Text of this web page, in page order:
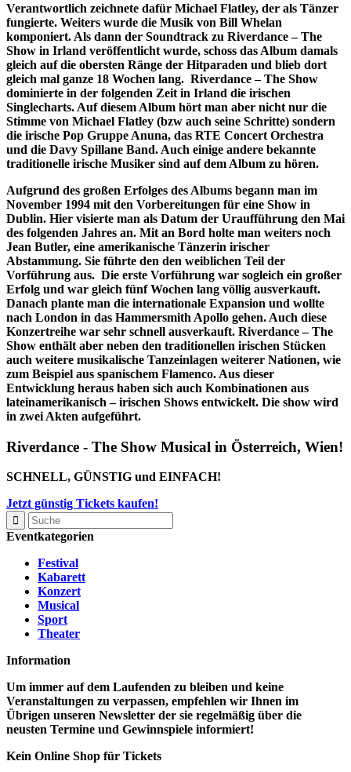
Verantwortlich zeichnete dafür Michael Flatley, der als Tänzer
fungierte. Weiters wurde die Musik von Bill Whelan
komponiert. Als dann der Soundtrack zu Riverdance – The
Show in Irland veröffentlicht wurde, schoss das Album damals
gleich auf die obersten Ränge der Hitparaden und blieb dort
gleich mal ganze 18 Wochen lang. Riverdance – The Show
dominierte in der folgenden Zeit in Irland die irischen
Singlecharts. Auf diesem Album hört man aber nicht nur die
Stimme von Michael Flatley (bzw auch seine Schritte) sondern
die irische Pop Gruppe Anuna, das RTE Concert Orchestra
und die Davy Spillane Band. Auch einige andere bekannte
traditionelle irische Musiker sind auf dem Album zu hören.
Aufgrund des großen Erfolges des Albums begann man im
November 1994 mit den Vorbereitungen für eine Show in
Dublin. Hier visierte man als Datum der Uraufführung den Mai
des folgenden Jahres an. Mit an Bord holte man weiters noch
Jean Butler, eine amerikanische Tänzerin irischer
Abstammung. Sie führte den den weiblichen Teil der
Vorführung aus. Die erste Vorführung war sogleich ein großer
Erfolg und war gleich fünf Wochen lang völlig ausverkauft.
Danach plante man die internationale Expansion und wollte
nach London in das Hammersmith Apollo gehen. Auch diese
Konzertreihe war sehr schnell ausverkauft. Riverdance – The
Show enthält aber neben den traditionellen irischen Stücken
auch weitere musikalische Tanzeinlagen weiterer Nationen, wie
zum Beispiel aus spanischem Flamenco. Aus dieser
Entwicklung heraus haben sich auch Kombinationen aus
lateinamerikanisch – irischen Shows entwickelt. Die show wird
in zwei Akten aufgeführt.
Riverdance - The Show Musical in Österreich, Wien!
SCHNELL, GÜNSTIG und EINFACH!
Jetzt günstig Tickets kaufen!
Eventkategorien
Festival
Kabarett
Konzert
Musical
Sport
Theater
Information
Um immer auf dem Laufenden zu bleiben und keine
Veranstaltungen zu verpassen, empfehlen wir Ihnen im
Übrigen unseren Newsletter der sie regelmäßig über die
neusten Termine und Gewinnspiele informiert!
Kein Online Shop für Tickets